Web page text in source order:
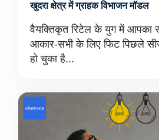
खुदरा क्षेत्र में ग्राहक विभाजन मॉडल
वैयक्तिकृत रिटेल के युग में आपका
आकार-सभी के लिए फिट पिछले
हो चुका है...